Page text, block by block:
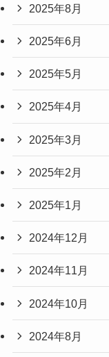
2025年8月
2025年6月
2025年5月
2025年4月
2025年3月
2025年2月
2025年1月
2024年12月
2024年11月
2024年10月
2024年8月